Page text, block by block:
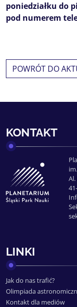
poniedziałku do
pod numerem
POWRÓT DO
KONTAKT
LINKI
Jak do nas trafić?
Olimpiada
Kontakt dla mediów